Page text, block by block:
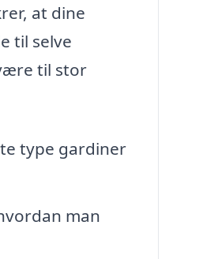
at dine
til selve
til stor
type gardiner
man